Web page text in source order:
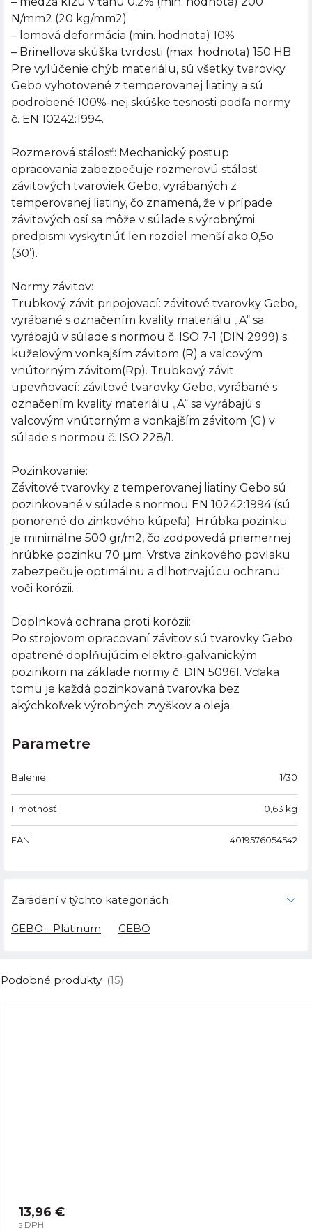
N/mm2 (20 kg/mm2)
– lomová deformácia (min. hodnota) 10%
– Brinellova skúška tvrdosti (max. hodnota) 150 HB
Pre vylúčenie chýb materiálu, sú všetky tvarovky
Gebo vyhotovené z temperovanej liatiny a sú
podrobené 100%-nej skúške tesnosti podľa normy
č. EN 10242:1994.
Rozmerová stálosť: Mechanický postup
opracovania zabezpečuje rozmerovú stálosť
závitových tvaroviek Gebo, vyrábaných z
temperovanej liatiny, čo znamená, že v prípade
závitových osí sa môže v súlade s výrobnými
predpismi vyskytnúť len rozdiel menší ako 0,5o
(30’).
Normy závitov:
Trubkový závit pripojovací: závitové tvarovky Gebo,
vyrábané s označením kvality materiálu „A“ sa
vyrábajú v súlade s normou č. ISO 7-1 (DIN 2999) s
kužeľovým vonkajším závitom (R) a valcovým
vnútorným závitom(Rp). Trubkový závit
upevňovací: závitové tvarovky Gebo, vyrábané s
označením kvality materiálu „A“ sa vyrábajú s
valcovým vnútorným a vonkajším závitom (G) v
súlade s normou č. ISO 228/1.
Pozinkovanie:
Závitové tvarovky z temperovanej liatiny Gebo sú
pozinkované v súlade s normou EN 10242:1994 (sú
ponorené do zinkového kúpeľa). Hrúbka pozinku
je minimálne 500 gr/m2, čo zodpovedá priemernej
hrúbke pozinku 70 µm. Vrstva zinkového povlaku
zabezpečuje optimálnu a dlhotrvajúcu ochranu
voči korózii.
Doplnková ochrana proti korózii:
Po strojovom opracovaní závitov sú tvarovky Gebo
opatrené doplňujúcim elektro-galvanickým
pozinkom na základe normy č. DIN 50961. Vďaka
tomu je každá pozinkovaná tvarovka bez
akýchkoľvek výrobných zvyškov a oleja.
Parametre
Balenie 1/30
Hmotnosť 0,63 kg
EAN 4019576054542
Zaradení v týchto kategoriách
GEBO - Platinum GEBO
Podobné produkty (15)
13,96 €
s DPH